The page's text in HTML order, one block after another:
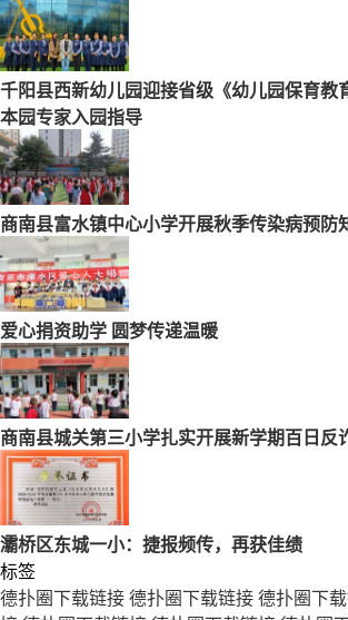
千阳县西新幼儿园迎接省级《幼儿园保育教
本园专家入园指导
商南县富水镇中心小学开展秋季传染病预防
爱心捐资助学 圆梦传递温暖
商南县城关第三小学扎实开展新学期百日反
灞桥区东城一小：捷报频传，再获佳绩
标签
德扑圈下载链接 德扑圈下载链接 德扑圈下